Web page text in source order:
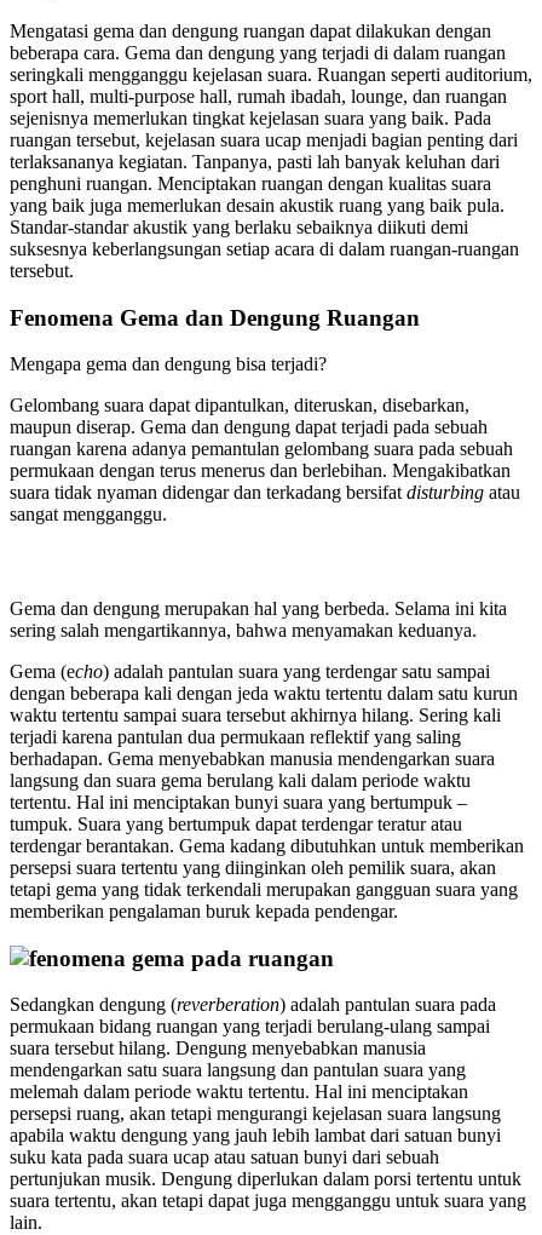
Mengatasi gema dan dengung ruangan dapat dilakukan dengan
beberapa cara. Gema dan dengung yang terjadi di dalam ruangan
seringkali mengganggu kejelasan suara. Ruangan seperti auditorium,
sport hall, multi-purpose hall, rumah ibadah, lounge, dan ruangan
sejenisnya memerlukan tingkat kejelasan suara yang baik. Pada
ruangan tersebut, kejelasan suara ucap menjadi bagian penting dari
terlaksananya kegiatan. Tanpanya, pasti lah banyak keluhan dari
penghuni ruangan. Menciptakan ruangan dengan kualitas suara
yang baik juga memerlukan desain akustik ruang yang baik pula.
Standar-standar akustik yang berlaku sebaiknya diikuti demi
suksesnya keberlangsungan setiap acara di dalam ruangan-ruangan
tersebut.
Fenomena Gema dan Dengung Ruangan
Mengapa gema dan dengung bisa terjadi?
Gelombang suara dapat dipantulkan, diteruskan, disebarkan,
maupun diserap. Gema dan dengung dapat terjadi pada sebuah
ruangan karena adanya pemantulan gelombang suara pada sebuah
permukaan dengan terus menerus dan berlebihan. Mengakibatkan
suara tidak nyaman didengar dan terkadang bersifatdisturbing atau
sangat mengganggu.
Gema dan dengung merupakan hal yang berbeda. Selama ini kita
sering salah mengartikannya, bahwa menyamakan keduanya.
Gema (echo) adalah pantulan suara yang terdengar satu sampai
dengan beberapa kali dengan jeda waktu tertentu dalam satu kurun
waktu tertentu sampai suara tersebut akhirnya hilang. Sering kali
terjadi karena pantulan dua permukaan reflektif yang saling
berhadapan. Gema menyebabkan manusia mendengarkan suara
langsung dan suara gema berulang kali dalam periode waktu
tertentu. Hal ini menciptakan bunyi suara yang bertumpuk –
tumpuk. Suara yang bertumpuk dapat terdengar teratur atau
terdengar berantakan. Gema kadang dibutuhkan untuk memberikan
persepsi suara tertentu yang diinginkan oleh pemilik suara, akan
tetapi gema yang tidak terkendali merupakan gangguan suara yang
memberikan pengalaman buruk kepada pendengar.
Sedangkan dengung (reverberation) adalah pantulan suara pada
permukaan bidang ruangan yang terjadi berulang-ulang sampai
suara tersebut hilang. Dengung menyebabkan manusia
mendengarkan satu suara langsung dan pantulan suara yang
melemah dalam periode waktu tertentu. Hal ini menciptakan
persepsi ruang, akan tetapi mengurangi kejelasan suara langsung
apabila waktu dengung yang jauh lebih lambat dari satuan bunyi
suku kata pada suara ucap atau satuan bunyi dari sebuah
pertunjukan musik. Dengung diperlukan dalam porsi tertentu untuk
suara tertentu, akan tetapi dapat juga mengganggu untuk suara yang
lain.